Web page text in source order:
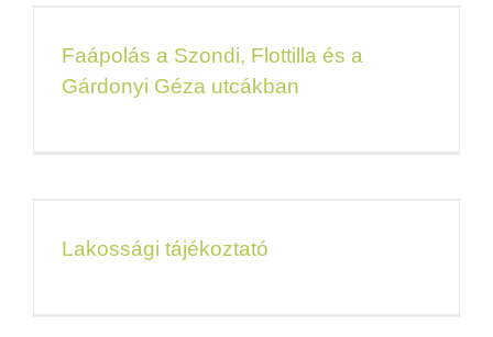
Faápolás a Szondi, Flottilla és a
Gárdonyi Géza utcákban
Lakossági tájékoztató